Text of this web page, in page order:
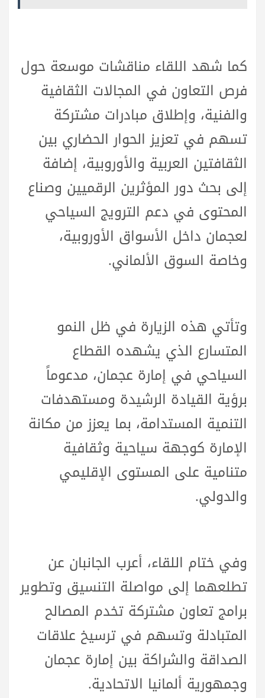
كما شهد اللقاء مناقشات موسعة حول
فرص التعاون في المجالات الثقافية
والفنية، وإطلاق مبادرات مشتركة
تسهم في تعزيز الحوار الحضاري بين
الثقافتين العربية والأوروبية، إضافة
إلى بحث دور المؤثرين الرقميين وصناع
المحتوى في دعم الترويج السياحي
لعجمان داخل الأسواق الأوروبية،
وخاصة السوق الألماني.
وتأتي هذه الزيارة في ظل النمو
المتسارع الذي يشهده القطاع
السياحي في إمارة عجمان، مدعوماً
برؤية القيادة الرشيدة ومستهدفات
التنمية المستدامة، بما يعزز من مكانة
الإمارة كوجهة سياحية وثقافية
متنامية على المستوى الإقليمي
والدولي.
وفي ختام اللقاء، أعرب الجانبان عن
تطلعهما إلى مواصلة التنسيق وتطوير
برامج تعاون مشتركة تخدم المصالح
المتبادلة وتسهم في ترسيخ علاقات
الصداقة والشراكة بين إمارة عجمان
وجمهورية ألمانيا الاتحادية.